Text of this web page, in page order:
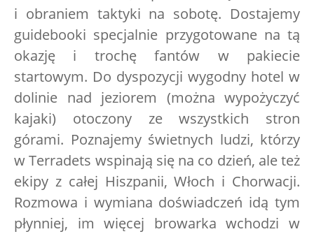
i obraniem taktyki na sobotę. Dostajemy
guidebooki specjalnie przygotowane na tą
okazję i trochę fantów w pakiecie
startowym. Do dyspozycji wygodny hotel w
dolinie nad jeziorem (można wypożyczyć
kajaki) otoczony ze wszystkich stron
górami. Poznajemy świetnych ludzi, którzy
w Terradets wspinają się na co dzień, ale też
ekipy z całej Hiszpanii, Włoch i Chorwacji.
Rozmowa i wymiana doświadczeń idą tym
płynniej, im więcej browarka wchodzi w